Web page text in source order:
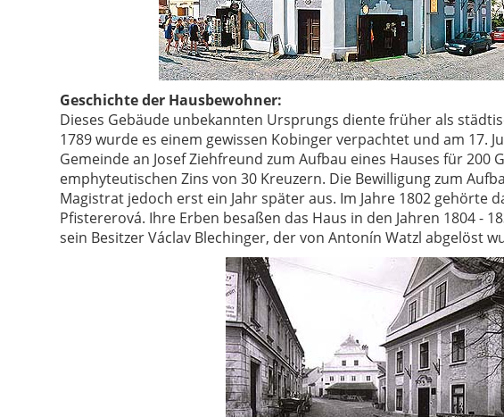
Geschichte der Hausbewohner:
Dieses Gebäude unbekannten Ursprungs diente früher als
1789 wurde es einem gewissen Kobinger verpachtet und am 17.
Gemeinde an Josef Ziehfreund zum Aufbau eines Hauses für 200
emphyteutischen Zins von 30 Kreuzern. Die Bewilligung zum
Magistrat jedoch erst ein Jahr später aus. Im Jahre 1802 gehörte
Pfistererová. Ihre Erben besaßen das Haus in den Jahren 1804 -
sein Besitzer Václav Blechinger, der von Antonín Watzl abgelöst